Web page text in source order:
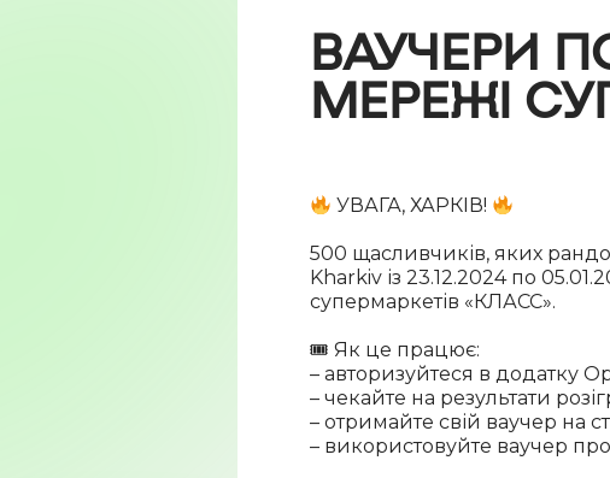
ВАУЧЕРИ
МЕРЕЖІ
УВАГА, ХАРКІВ!
500 щасливчиків, яких
Kharkiv із 23.12.2024 по
супермаркетів «КЛАСС».
🎟 Як це працює:
– авторизуйтеся в додатку
– чекайте на результати
– отримайте свій ваучер на
– використовуйте ваучер